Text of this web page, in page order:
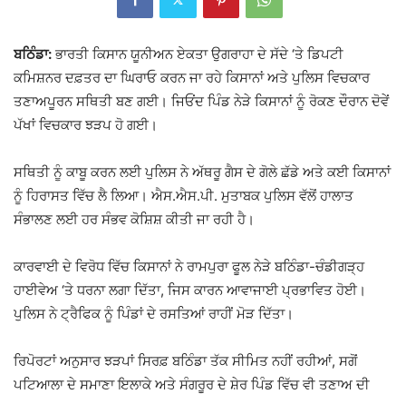
ਬਠਿੰਡਾ: ਭਾਰਤੀ ਕਿਸਾਨ ਯੂਨੀਅਨ ਏਕਤਾ ਉਗਰਾਹਾਦੇ ਸੱਦੇ ‘ਤੇ ਡਿਪਟੀ
ਕਮਿਸ਼ਨਰ ਦਫ਼ਤਰ ਦਾ ਘਿਰਾਓ ਕਰਨ ਜਾ ਰਹੇ ਕਿਸਾਨਾਂ ਅਤੇ ਪੁਲਿਸ ਵਿਚਕਾਰ
ਤਣਾਅਪੂਰਨ ਸਥਿਤੀ ਬਣ ਗਈ। ਜਿਓਂਦ ਪਿੰਡ ਨੇੜੇ ਕਿਸਾਨਾਂ ਨੂੰ ਰੋਕਣ ਦੌਰਾਨ ਦੋਵੇਂ
ਪੱਖਾਂ ਵਿਚਕਾਰ ਝੜਪ ਹੋ ਗਈ।
ਸਥਿਤੀ ਨੂੰ ਕਾਬੂ ਕਰਨ ਲਈ ਪੁਲਿਸ ਨੇ ਅੱਥਰੂ ਗੈਸ ਦੇ ਗੋਲੇ ਛੱਡੇ ਅਤੇ ਕਈ ਕਿਸਾਨਾਂ
ਨੂੰ ਹਿਰਾਸਤ ਵਿੱਚ ਲੈ ਲਿਆ। ਐਸ.ਐਸ.ਪੀ. ਮੁਤਾਬਕ ਪੁਲਿਸ ਵੱਲੋਂ ਹਾਲਾਤ
ਸੰਭਾਲਣ ਲਈ ਹਰ ਸੰਭਵ ਕੋਸ਼ਿਸ਼ ਕੀਤੀ ਜਾ ਰਹੀ ਹੈ।
ਕਾਰਵਾਈ ਦੇ ਵਿਰੋਧ ਵਿੱਚ ਕਿਸਾਨਾਂ ਨੇ ਰਾਮਪੁਰਾ ਫੂਲ ਨੇੜੇ ਬਠਿੰਡਾ-ਚੰਡੀਗੜ੍ਹ
ਹਾਈਵੇਅ ‘ਤੇ ਧਰਨਾ ਲਗਾ ਦਿੱਤਾ, ਜਿਸ ਕਾਰਨ ਆਵਾਜਾਈ ਪ੍ਰਭਾਵਿਤ ਹੋਈ।
ਪੁਲਿਸ ਨੇ ਟ੍ਰੈਫਿਕ ਨੂੰ ਪਿੰਡਾਂ ਦੇ ਰਸਤਿਆਂ ਰਾਹੀਂ ਮੋੜ ਦਿੱਤਾ।
ਰਿਪੋਰਟਾਂ ਅਨੁਸਾਰ ਝੜਪਾਂ ਸਿਰਫ਼ ਬਠਿੰਡਾ ਤੱਕ ਸੀਮਿਤ ਨਹੀਂ ਰਹੀਆਂ, ਸਗੋਂ
ਪਟਿਆਲਾਦੇ ਸਮਾਣਾ ਇਲਾਕੇ ਅਤੇ ਸੰਗਰੂਰਦੇ ਸ਼ੇਰ ਪਿੰਡ ਵਿੱਚ ਵੀ ਤਣਾਅ ਦੀ